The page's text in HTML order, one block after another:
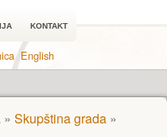
KONTAKT
English
» Skupština grada »